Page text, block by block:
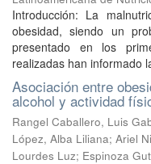
Introducción: La
obesidad, siendo un
presentado en los
realizadas han informado
Asociación entre
alcohol y actividad
Rangel Caballero, Luis
López, Alba Liliana; Ariel
Lourdes Luz; Espinoza